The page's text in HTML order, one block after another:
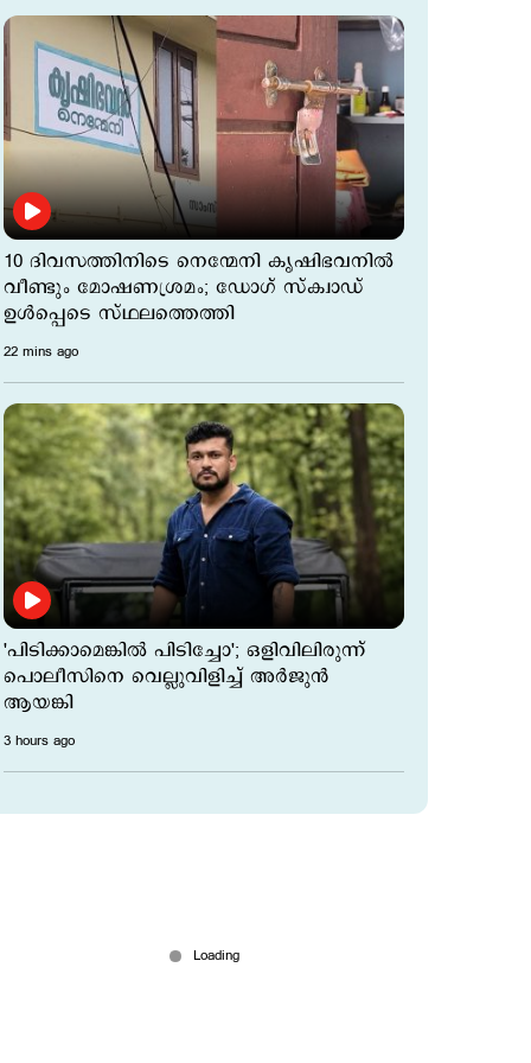
10 ദിവസത്തിനിടെ നെന്മേനി കൃഷിഭവനില്‍
വീണ്ടും മോഷണശ്രമം; ഡോഗ് സ്ക്വാഡ്
ഉള്‍പ്പെടെ സ്ഥലത്തെത്തി
22 mins ago
'പിടിക്കാമെങ്കിൽ പിടിച്ചോ'; ഒളിവിലിരുന്ന്
പൊലീസിനെ വെല്ലുവിളിച്ച് അർജുൻ
ആയങ്കി
3 hours ago